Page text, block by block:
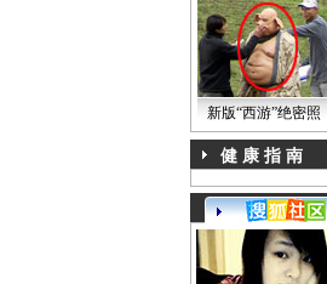
新版“西游”绝密照
健 康 指 南